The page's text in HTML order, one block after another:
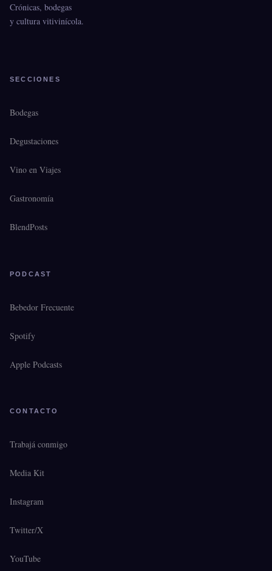
Crónicas, bodegas
y cultura vitivinícola.
SECCIONES
Bodegas
Degustaciones
Vino en Viajes
Gastronomía
BlendPosts
PODCAST
Bebedor Frecuente
Spotify
Apple Podcasts
CONTACTO
Trabajá conmigo
Media Kit
Instagram
Twitter/X
YouTube